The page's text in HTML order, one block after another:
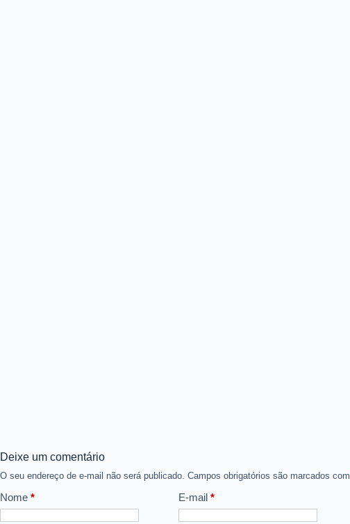
Deixe um comentário
O seu endereço de e-mail não será publicado. Campos obrigatórios são marcados com
Nome * E-mail*